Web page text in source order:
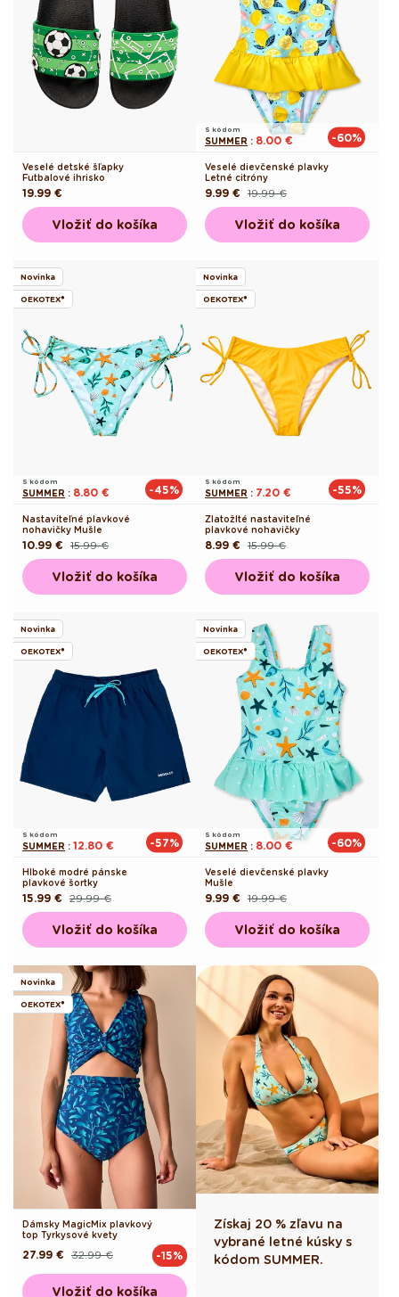
Veselé detské šľapky
Futbalové ihrisko
Pôvodná
cena
19.99 €
Vložiť do košíka
S kódom
SUMMER : 8.00 € -60%
Veselé dievčenské plavky
Letné citróny
Pôvodná
cena
19.99 €
Akciová
cena
9.99 €
Vložiť do košíka
Novinka
OEKOTEX®
S kódom
SUMMER : 8.80 € -45%
Nastaviteľné plavkové
nohavičky Mušle
Pôvodná
cena
15.99 €
Akciová
cena
10.99 €
Vložiť do košíka
Novinka
OEKOTEX®
S kódom
SUMMER : 7.20 € -55%
Zlatožlté nastaviteľné
plavkové nohavičky
Pôvodná
cena
15.99 €
Akciová
cena
8.99 €
Vložiť do košíka
Novinka
OEKOTEX®
S kódom
SUMMER : 12.80 € -57%
Hlboké modré pánske
plavkové šortky
Pôvodná
cena
29.99 €
Akciová
cena
15.99 €
Vložiť do košíka
Novinka
OEKOTEX®
S kódom
SUMMER : 8.00 € -60%
Veselé dievčenské plavky
Mušle
Pôvodná
cena
19.99 €
Akciová
cena
9.99 €
Vložiť do košíka
Novinka
OEKOTEX®
Dámsky MagicMix plavkový
top Tyrkysové kvety
Pôvodná32.99 €
Akciová
27.99 € -15%
Vložiť do košíka
Získaj 20 % zľavu na
vybrané letné kúsky s
kódom SUMMER.